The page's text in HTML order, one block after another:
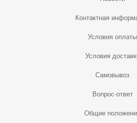
Контактная
Условия оплаты
Условия
Самовывоз
Вопрос-ответ
Общие